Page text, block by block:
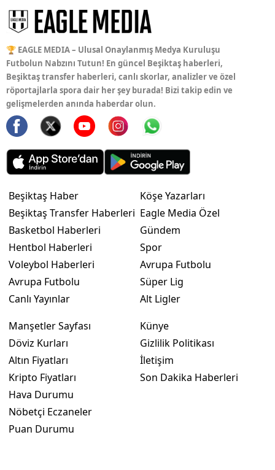
🏆 EAGLE MEDIA – Ulusal Onaylanmış Medya Kuruluşu
Futbolun Nabzını Tutun! En güncel Beşiktaş haberleri,
Beşiktaş transfer haberleri, canlı skorlar, analizler ve özel
röportajlarla spora dair her şey burada! Bizi takip edin ve
gelişmelerden anında haberdar olun.
Beşiktaş Haber
Beşiktaş Transfer Haberleri
Basketbol Haberleri
Hentbol Haberleri
Voleybol Haberleri
Avrupa Futbolu
Canlı Yayınlar
Köşe Yazarları
Eagle Media Özel
Gündem
Spor
Avrupa Futbolu
Süper Lig
Alt Ligler
Manşetler Sayfası
Döviz Kurları
Altın Fiyatları
Kripto Fiyatları
Hava Durumu
Nöbetçi Eczaneler
Puan Durumu
Künye
Gizlilik Politikası
İletişim
Son Dakika Haberleri